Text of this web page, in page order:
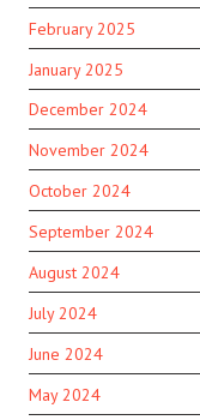
February 2025
January 2025
December 2024
November 2024
October 2024
September 2024
August 2024
July 2024
June 2024
May 2024